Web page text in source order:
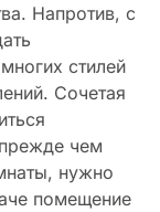
Напротив, с
стилей
Сочетая
чем
нужно
помещение